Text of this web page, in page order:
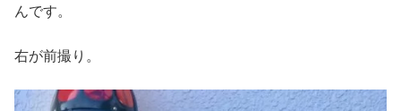
んです。
右が前撮り。